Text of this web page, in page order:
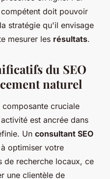
compétent doit pouvoir
stratégie qu'il envisage
mesurer les résultats.
du SEO
naturel
composante cruciale
est ancrée dans
Un consultant SEO
optimiser votre
de recherche locaux, ce
une clientèle de